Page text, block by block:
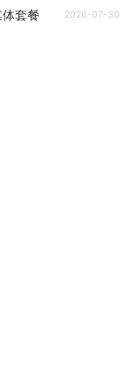
套餐 2026-07-30